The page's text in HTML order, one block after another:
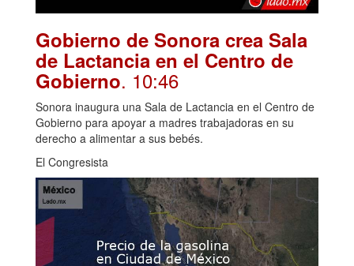
Gobierno de Sonora crea Sala
de Lactancia en el Centro de
Gobierno. 10:46
Sonora inaugura una Sala de Lactancia en el Centro de
Gobierno para apoyar a madres trabajadoras en su
derecho a alimentar a sus bebés.
El Congresista